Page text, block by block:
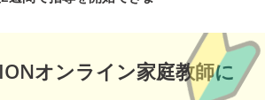
オンライン家庭教師に